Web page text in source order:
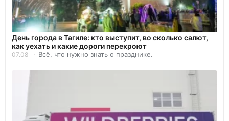
День города в Тагиле: кто выступит, во сколько салют,
как уехать и какие дороги перекроют
07.08 Всё, что нужно знать о празднике.